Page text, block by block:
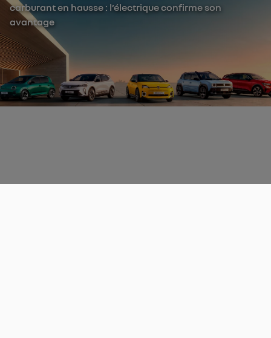
carburant en hausse : l’électrique confirme son
avantage